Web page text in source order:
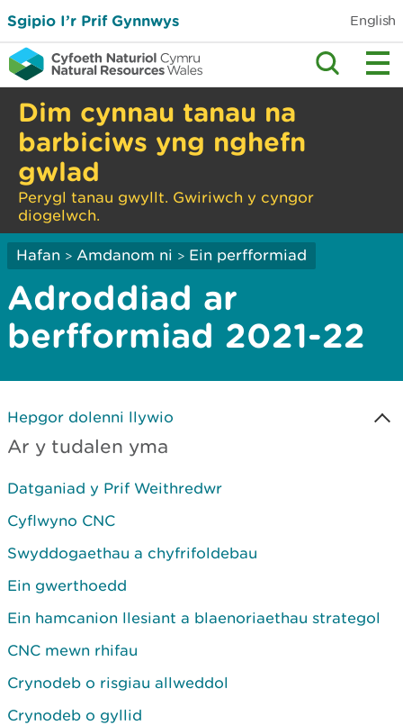
Sgipio I’r Prif Gynnwys English
Dim cynnau tanau na
barbiciws yng nghefn
gwlad
Perygl tanau gwyllt. Gwiriwch y cyngor
diogelwch.
Hafan > Amdanom ni > Ein perfformiad
Adroddiad ar
berfformiad 2021-22
Hepgor dolenni llywio
Ar y tudalen yma
Datganiad y Prif Weithredwr
Cyflwyno CNC
Swyddogaethau a chyfrifoldebau
Ein gwerthoedd
Ein hamcanion llesiant a blaenoriaethau strategol
CNC mewn rhifau
Crynodeb o risgiau allweddol
Crynodeb o gyllid